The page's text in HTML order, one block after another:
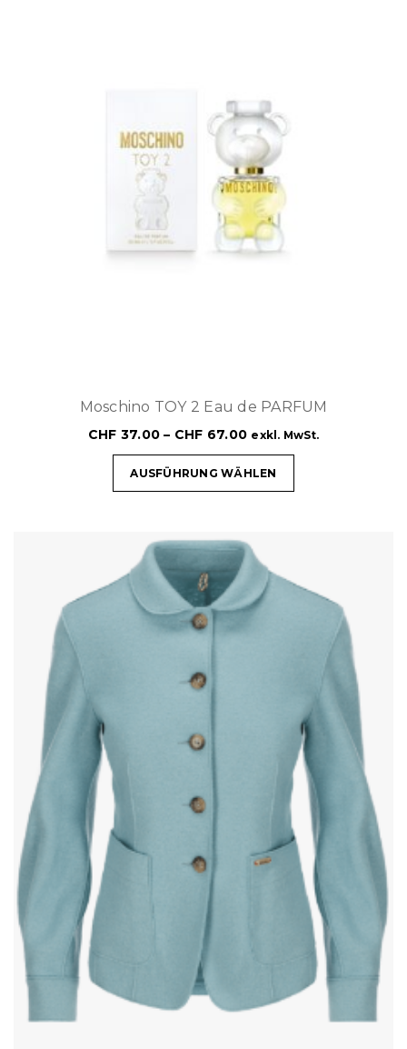
Moschino TOY 2 Eau de PARFUM
CHF 37.00 – CHF 67.00 exkl. MwSt.
AUSFÜHRUNG WÄHLEN